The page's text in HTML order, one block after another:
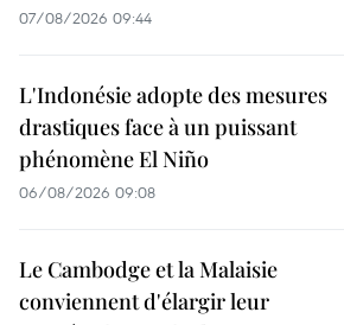
07/08/2026 09:44
L'Indonésie adopte des mesures
drastiques face à un puissant
phénomène El Niño
06/08/2026 09:08
Le Cambodge et la Malaisie
conviennent d'élargir leur